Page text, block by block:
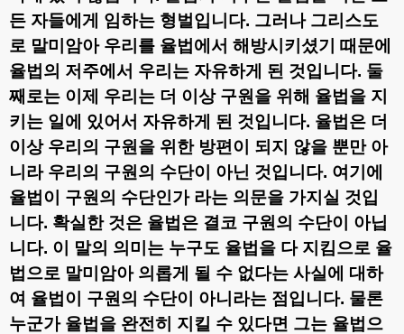
든 자들에게 임하는 형벌입니다. 그러나 그리스도
로 말미암아 우리를 율법에서 해방시키셨기 때문에
율법의 저주에서 우리는 자유하게 된 것입니다. 둘
째로는 이제 우리는 더 이상 구원을 위해 율법을 지
키는 일에 있어서 자유하게 된 것입니다. 율법은 더
이상 우리의 구원을 위한 방편이 되지 않을 뿐만 아
니라 우리의 구원의 수단이 아닌 것입니다. 여기에
율법이 구원의 수단인가 라는 의문을 가지실 것입
니다. 확실한 것은 율법은 결코 구원의 수단이 아닙
니다. 이 말의 의미는 누구도 율법을 다 지킴으로 율
법으로 말미암아 의롭게 될 수 없다는 사실에 대하
여 율법이 구원의 수단이 아니라는 점입니다. 물론
누군가 율법을 완전히 지킬 수 있다면 그는 율법으